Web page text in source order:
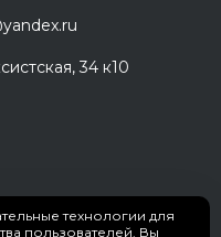
34 к10
технологии для
пользователей. Вы